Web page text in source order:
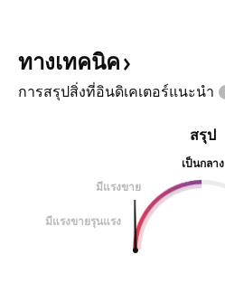
ทางเทคนิค
การสรุปสิ่งที่อินดิเคเตอร์แนะนำ
สรุป
เป็นกลาง
มีแรงขาย
มีแรงขายรุนแรง